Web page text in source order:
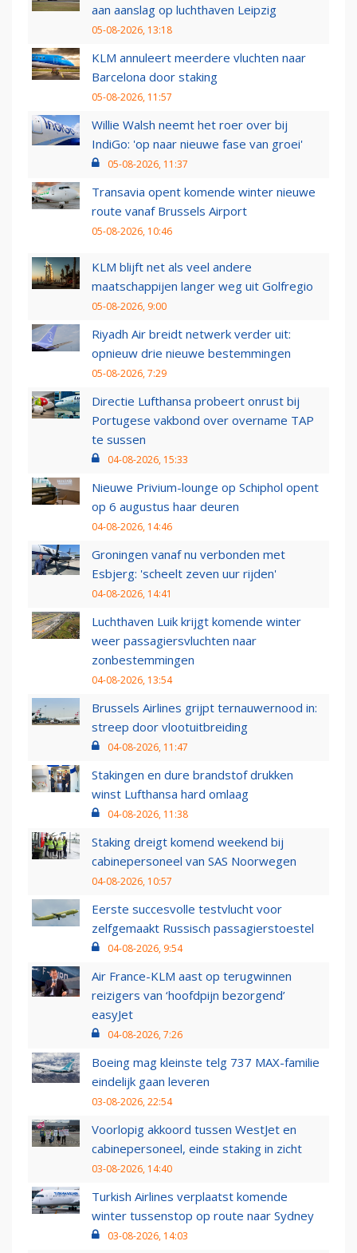
aan aanslag op luchthaven Leipzig
05-08-2026, 13:18
KLM annuleert meerdere vluchten naar
Barcelona door staking
05-08-2026, 11:57
Willie Walsh neemt het roer over bij
IndiGo: 'op naar nieuwe fase van groei'
05-08-2026, 11:37
Transavia opent komende winter nieuwe
route vanaf Brussels Airport
05-08-2026, 10:46
KLM blijft net als veel andere
maatschappijen langer weg uit Golfregio
05-08-2026, 9:00
Riyadh Air breidt netwerk verder uit:
opnieuw drie nieuwe bestemmingen
05-08-2026, 7:29
Directie Lufthansa probeert onrust bij
Portugese vakbond over overname TAP
te sussen
04-08-2026, 15:33
Nieuwe Privium-lounge op Schiphol opent
op 6 augustus haar deuren
04-08-2026, 14:46
Groningen vanaf nu verbonden met
Esbjerg: 'scheelt zeven uur rijden'
04-08-2026, 14:41
Luchthaven Luik krijgt komende winter
weer passagiersvluchten naar
zonbestemmingen
04-08-2026, 13:54
Brussels Airlines grijpt ternauwernood in:
streep door vlootuitbreiding
04-08-2026, 11:47
Stakingen en dure brandstof drukken
winst Lufthansa hard omlaag
04-08-2026, 11:38
Staking dreigt komend weekend bij
cabinepersoneel van SAS Noorwegen
04-08-2026, 10:57
Eerste succesvolle testvlucht voor
zelfgemaakt Russisch passagierstoestel
04-08-2026, 9:54
Air France-KLM aast op terugwinnen
reizigers van ‘hoofdpijn bezorgend’
easyJet
04-08-2026, 7:26
Boeing mag kleinste telg 737 MAX-familie
eindelijk gaan leveren
03-08-2026, 22:54
Voorlopig akkoord tussen WestJet en
cabinepersoneel, einde staking in zicht
03-08-2026, 14:40
Turkish Airlines verplaatst komende
winter tussenstop op route naar Sydney
03-08-2026, 14:03